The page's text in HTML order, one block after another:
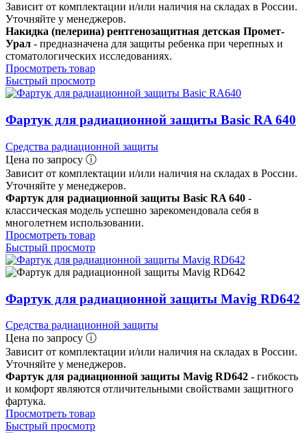
Зависит от комплектации и/или наличия на складах в России.
Уточняйте у менеджеров.
Накидка (пелерина) рентгенозащитная детская Промет-
Урал - предназначена для защиты ребенка при черепных и
стоматологических исследованиях.
Просмотреть товар
Быстрый просмотр
Фартук для радиационной защиты Basic RA 640
Средства радиационной защиты
Цена по запросу ⓘ
Зависит от комплектации и/или наличия на складах в России.
Уточняйте у менеджеров.
Фартук для радиационной защиты Basic RA 640 -
классическая модель успешно зарекомендовала себя в
многолетнем использовании.
Просмотреть товар
Быстрый просмотр
Фартук для радиационной защиты Mavig RD642
Средства радиационной защиты
Цена по запросу ⓘ
Зависит от комплектации и/или наличия на складах в России.
Уточняйте у менеджеров.
Фартук для радиационной защиты Mavig RD642 - гибкость
и комфорт являются отличительными свойствами защитного
фартука.
Просмотреть товар
Быстрый просмотр